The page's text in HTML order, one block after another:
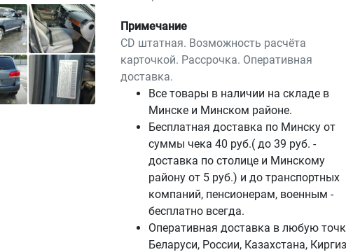
Примечание
CD штатная. Возможность расчёта
карточкой. Рассрочка. Оперативная
доставка.
Все товары в наличии на складе в
Минскe и Минском районе.
Бесплатная доставка по Минску от
суммы чека 40 руб.( до 39 руб. -
доставка по столице и Минскому
району от 5 руб.) и до транспортных
компаний, пенсионерам, военным -
бесплатно всегда.
Оперативная доставка в любую
Беларуси, России, Казахстана,